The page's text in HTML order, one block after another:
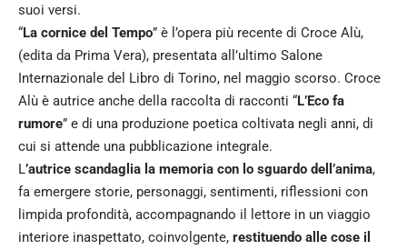
suoi versi.
“La cornice del Tempo” è l’opera più recente di Croce Alù,
(edita da Prima Vera), presentata all’ultimo Salone
Internazionale del Libro di Torino, nel maggio scorso. Croce
Alù è autrice anche della raccolta di racconti “L’Eco fa
rumore” e di una produzione poetica coltivata negli anni, di
cui si attende una pubblicazione integrale.
L’autrice scandaglia la memoria con lo sguardo dell’anima,
fa emergere storie, personaggi, sentimenti, riflessioni con
limpida profondità, accompagnando il lettore in un viaggio
interiore inaspettato, coinvolgente, restituendo alle cose il